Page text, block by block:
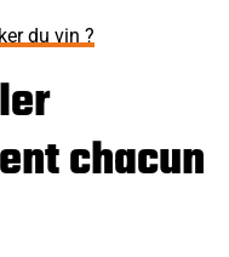
du vin ?
chacun